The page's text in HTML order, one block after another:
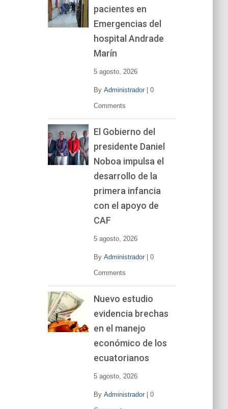
pacientes en
Emergencias del
hospital Andrade
Marín
5 agosto, 2026
By Administrador| 0
Comments
El Gobierno del
presidente Daniel
Noboa impulsa el
desarrollo de la
primera infancia
con el apoyo de
CAF
5 agosto, 2026
By Administrador| 0
Comments
Nuevo estudio
evidencia brechas
en el manejo
económico de los
ecuatorianos
5 agosto, 2026
By Administrador| 0